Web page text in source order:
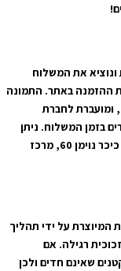
את המשלוח
מרגע קבלת ההזמנה באתר. התמונה
ומועברת לחברת
בזמן המשלוח. ניתן
לבצע איסוף עצמי מבית שמש בתיאום מראש מרחוב כיכר נוימן 60, מרכז
המיוצרת על ידי תהליך
רגילה. אם
שאינם חדים ולכן